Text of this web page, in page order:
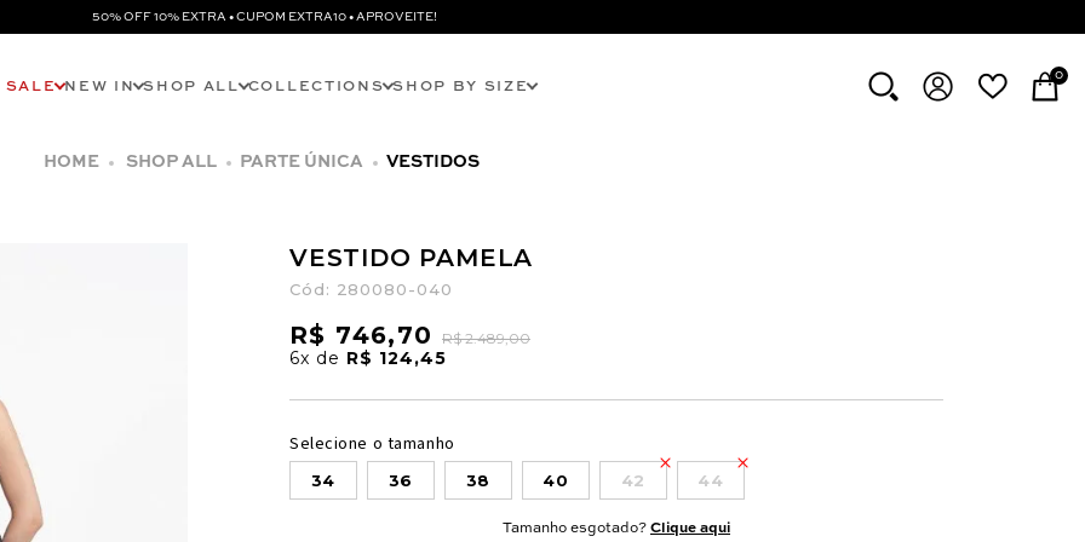
50% OFF 10% EXTRA • CUPOM EXTRA10 • APROVEITE!
SALE NEW IN SHOP ALL COLLECTIONS SHOP BY SIZE
0
SHOP ALL PARTE ÚNICA VESTIDOS
VESTIDO PAMELA
Cód: 280080-040
R$ 746,70 R$ 2.489,00
6x de R$ 124,45
Selecione o tamanho
34 36 38 40 42 44
Tamanho esgotado? Clique aqui